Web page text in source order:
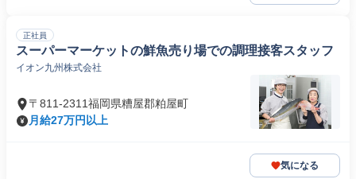
正社員
スーパーマーケットの鮮魚売り場での調理接客スタッフ
イオン九州株式会社
〒811-2311福岡県糟屋郡粕屋町
月給27万円以上
気になる